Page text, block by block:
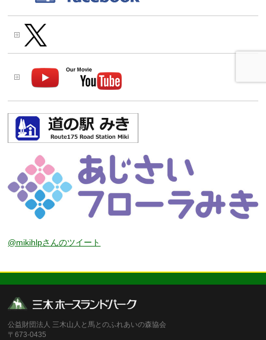
@mikihlpさんのツイート
公益財団法人 三木山人と馬とのふれあいの森協会
〒673-0435